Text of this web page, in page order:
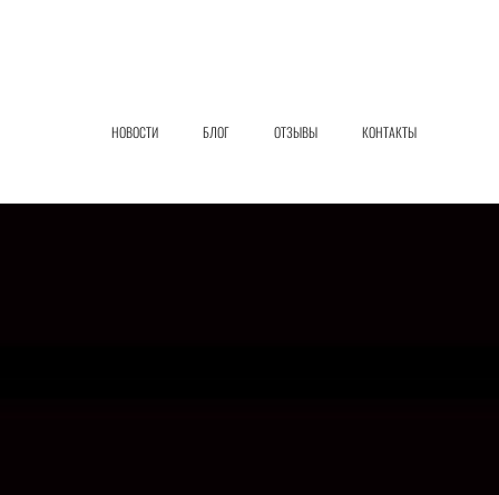
НОВОСТИ БЛОГ ОТЗЫВЫ КОНТАКТЫ